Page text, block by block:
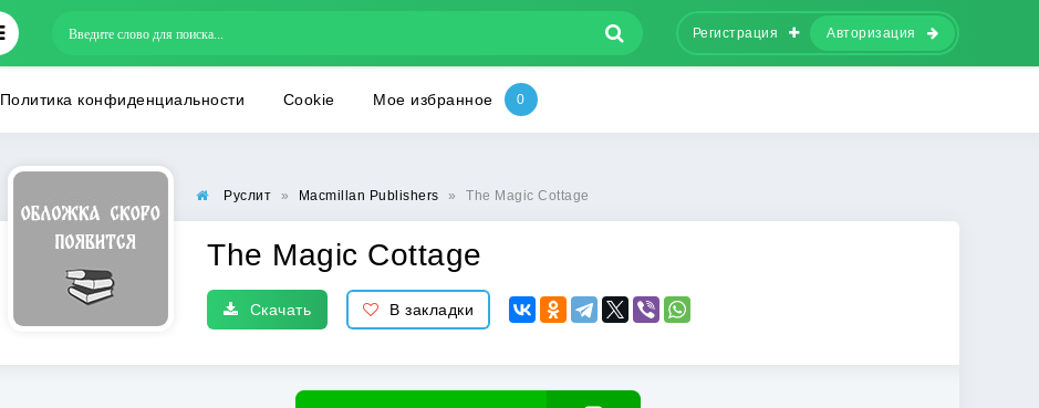
Регистрация Авторизация
Политика конфиденциальности Cookie Мое избранное
Руслит » Macmillan Publishers » The Magic Cottage
The Magic Cottage
Скачать В закладки